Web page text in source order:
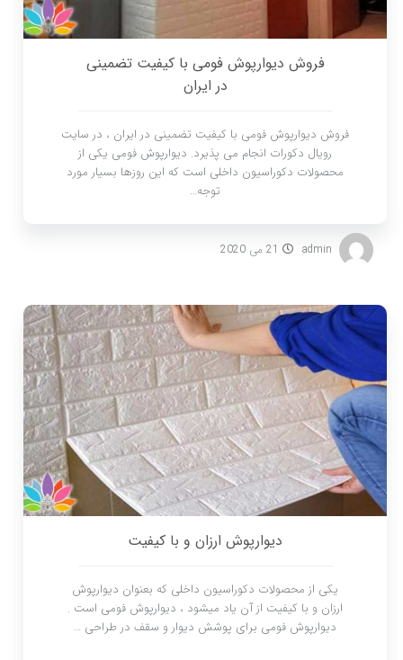
فروش دیوارپوش فومی با کیفیت تضمینی
در ایران
فروش دیوارپوش فومی با کیفیت تضمینی در ایران ، در سایت
رویال دکورات انجام می پذیرد. دیوارپوش فومی یکی از
محصولات دکوراسیون داخلی است که این روزها بسیار مورد
توجه…
admin 21 می 2020
دیوارپوش ارزان و با کیفیت
یکی از محصولات دکوراسیون داخلی که بعنوان دیوارپوش
ارزان و با کیفیت از آن یاد میشود ، دیوارپوش فومی است .
دیوارپوش فومی برای پوشش دیوار و سقف در طراحی …